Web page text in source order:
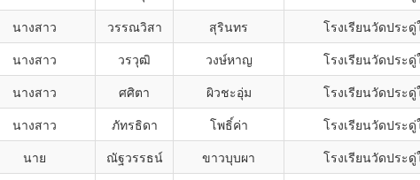
นางสาว วรรณวิสา สุรินทร โรงเรียนวัดประ
นางสาว วรวุฒิ วงษ์หาญ โรงเรียนวัดประ
นางสาว ศศิตา ผิวชะอุ่ม โรงเรียนวัดประ
นางสาว ภัทรธิดา โพธิ์ค่า โรงเรียนวัดประ
นาย ณัฐวรรธน์ ขาวบุบผา โรงเรียนวัดประ